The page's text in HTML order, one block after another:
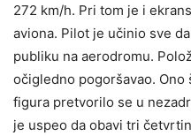
272 km/h. Pri tom je i
aviona. Pilot je učinio sve
publiku na aerodromu.
očigledno pogoršavao.
figura pretvorilo se u
je uspeo da obavi tri